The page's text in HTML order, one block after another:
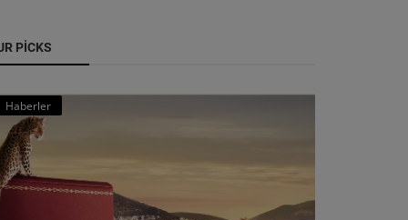
PICKS
Haberler